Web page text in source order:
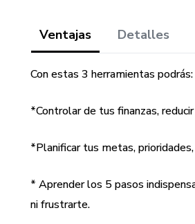
Ventajas Detalles
Con estas 3 herramientas podrás:
*Controlar de tus finanzas,
*Planificar tus metas,
* Aprender los 5 pasos
ni frustrarte.